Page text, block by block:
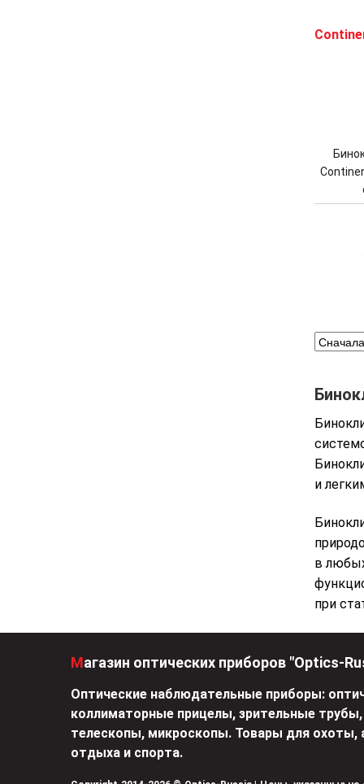
и
в
при
Магазин оптических приборов "Optics-
Оптические наблюдательные приборы:
коллиматорные прицелы, зрительные трубы,
телескопы, микроскопы. Товары для охоты,
отдыха и спорта.